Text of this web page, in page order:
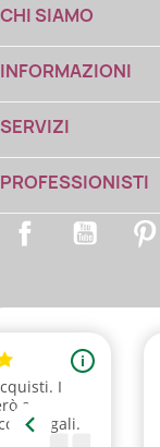
CHI SIAMO
INFORMAZIONI
SERVIZI
PROFESSIONISTI
Facebook YouTube